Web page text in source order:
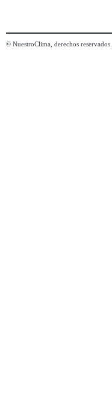
© NuestroClima, derechos reservados.